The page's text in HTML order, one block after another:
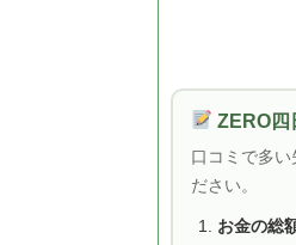
ZERO四
口コミで多
ださい。
お金の総